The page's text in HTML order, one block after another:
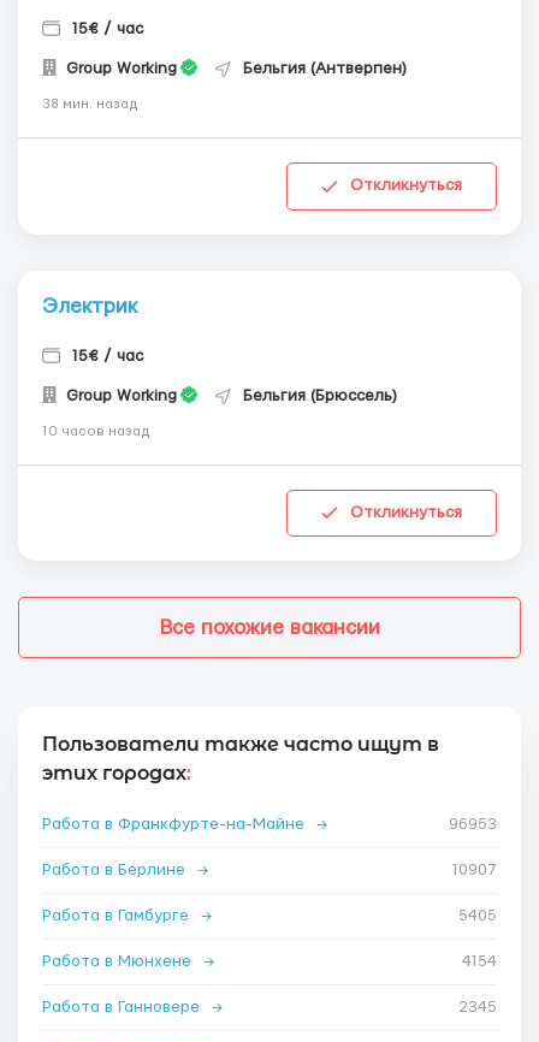
15€ / час
Group Working Бельгия (Антверпен)
38 мин. назад
Откликнуться
Электрик
15€ / час
Group Working Бельгия (Брюссель)
10 часов назад
Откликнуться
Все похожие вакансии
Пользователи также часто ищут в
этих городах:
Работа в Франкфурте-на-Майне → 96953
Работа в Берлине → 10907
Работа в Гамбурге → 5405
Работа в Мюнхене → 4154
Работа в Ганновере → 2345